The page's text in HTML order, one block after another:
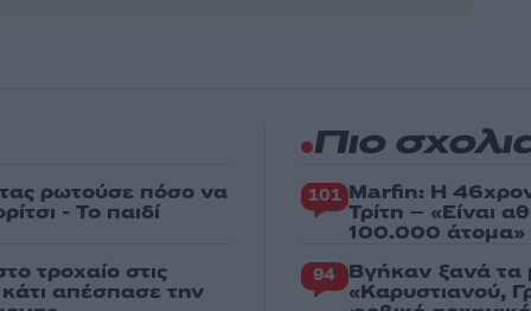
ρωτούσε πόσο να
- Το παιδί
τροχαίο στις
απέσπασε την
Πιο
101 Marfin: Η
Τρίτη – «Είναι
100.000 άτομα»
94 Βγήκαν ξανά τα
«Καρυστιανού,